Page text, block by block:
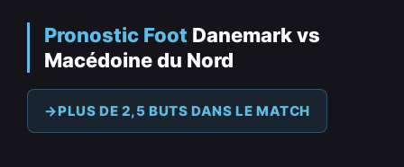
Pronostic Foot Danemark vs
Macédoine du Nord
PLUS DE 2,5 BUTS DANS LE MATCH